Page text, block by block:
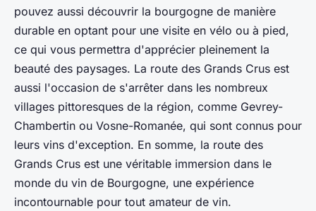
pouvez aussi découvrir la bourgogne de manière
durable en optant pour une visite en vélo ou à pied,
ce qui vous permettra d'apprécier pleinement la
beauté des paysages. La route des Grands Crus est
aussi l'occasion de s'arrêter dans les nombreux
villages pittoresques de la région, comme Gevrey-
Chambertin ou Vosne-Romanée, qui sont connus pour
leurs vins d'exception. En somme, la route des
Grands Crus est une véritable immersion dans le
monde du vin de Bourgogne, une expérience
incontournable pour tout amateur de vin.